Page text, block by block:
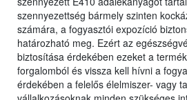
szennyezettség bármely szinten
számára, a fogyasztói expozíció
határozható meg. Ezért az
biztosítása érdekében ezeket a
forgalomból és vissza kell hívni a
érdekében a felelős élelmiszer- vagy